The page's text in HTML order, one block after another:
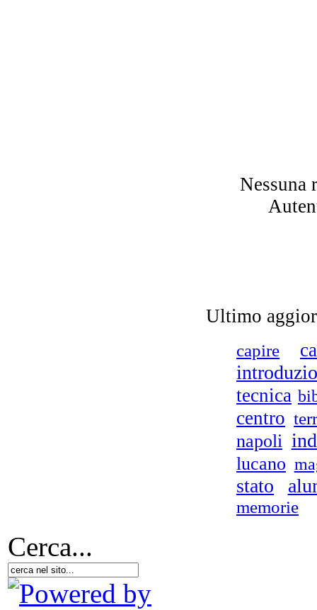
Nessuna
Ultimo
capire
tecnica
centro
napoli
lucano
stato
memorie
Cerca...